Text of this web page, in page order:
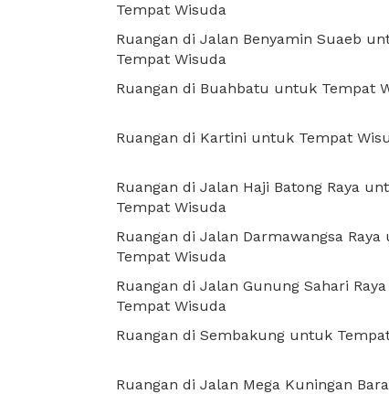
Tempat Wisuda
Ruangan di Jalan Benyamin Suaeb
Tempat Wisuda
Ruangan di Buahbatu untuk Tempat
Ruangan di Kartini untuk Tempat
Ruangan di Jalan Haji Batong Raya
Tempat Wisuda
Ruangan di Jalan Darmawangsa
Tempat Wisuda
Ruangan di Jalan Gunung Sahari
Tempat Wisuda
Ruangan di Sembakung untuk
Ruangan di Jalan Mega Kuningan